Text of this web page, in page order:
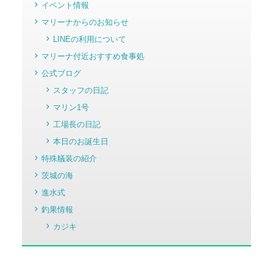
イベント情報
マリーナからのお知らせ
LINEの利用について
マリーナ付近おすすめ食事処
公式ブログ
スタッフの日記
マリン1号
工場長の日記
本日のお誕生日
特殊艤装の紹介
茨城の海
進水式
釣果情報
カジキ